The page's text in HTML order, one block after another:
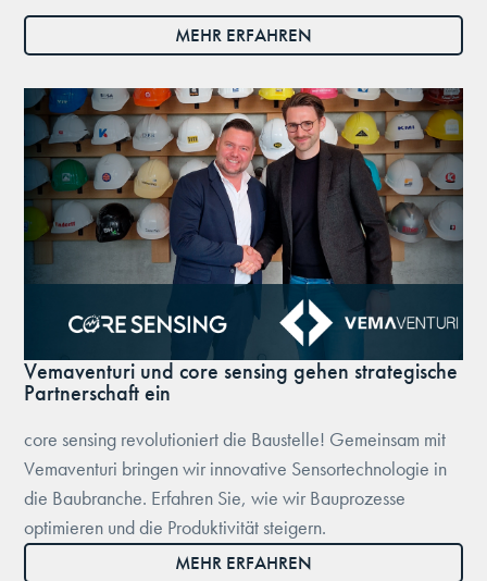
MEHR ERFAHREN
Vemaventuri und core sensing gehen strategische
Partnerschaft ein
core sensing revolutioniert die Baustelle! Gemeinsam mit
Vemaventuri bringen wir innovative Sensortechnologie in
die Baubranche. Erfahren Sie, wie wir Bauprozesse
optimieren und die Produktivität steigern.
MEHR ERFAHREN